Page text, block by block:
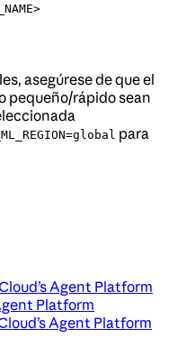
asegúrese de que el
pequeño/rápido sean
para
Agent Platform
Platform
Agent Platform